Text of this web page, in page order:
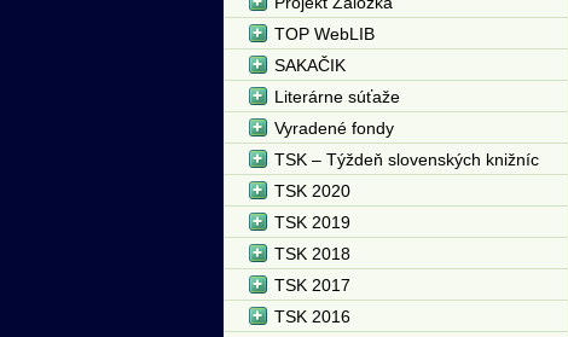
TOP WebLIB
SAKAČIK
Literárne súťaže
Vyradené fondy
TSK – Týždeň slovenských knižníc
TSK 2020
TSK 2019
TSK 2018
TSK 2017
TSK 2016